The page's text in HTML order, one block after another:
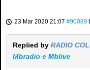
23 Mar 2020 21:07 #90089
Replied by RADIO
Mbradio e Mblive